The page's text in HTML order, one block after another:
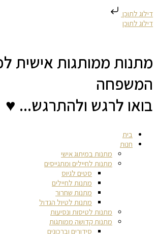
דילוג לתוכן
דילוג לתוכן
מתנות ממותגות אישית
המשפחה
בואו לרגש ולהתרגש... ♥
בית
חנות
מתנות במיתוג אישי
מתנות לחיילים ומתגייסים
סטים לגיוס
מתנות לחיילים
מתנות שחרור
מתנות לטיול הגדול
מתנות לטיסות ונסיעות
מתנות קדושה ממותגות
סידורים וברכונים